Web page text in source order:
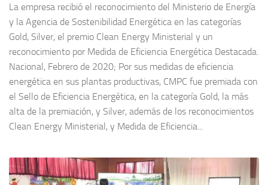
La empresa recibió el reconocimiento del Ministerio de Energía
y la Agencia de Sostenibilidad Energética en las categorías
Gold, Silver, el premio Clean Energy Ministerial y un
reconocimiento por Medida de Eficiencia Energética Destacada.
Nacional, Febrero de 2020; Por sus medidas de eficiencia
energética en sus plantas productivas, CMPC fue premiada con
el Sello de Eficiencia Energética, en la categoría Gold, la más
alta de la premiación, y Silver, además de los reconocimientos
Clean Energy Ministerial, y Medida de Eficiencia...